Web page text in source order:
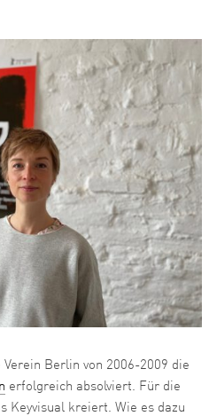
Berlin von 2006-2009 die
erfolgreich absolviert. Für die
Keyvisual kreiert. Wie es dazu